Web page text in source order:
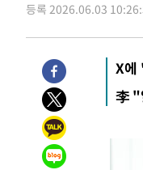
-7638초 전 >[속보]코스
-7621초 전 >[속보]코
-4068초 전 >
6월 경상
-4019초 전 >
서울 낮
-1381초 전 >
미 워싱턴
1시간 전 >
0.49%↑
-31186초 전 >
[속보]
등록 2026.06.03
X에
李 "